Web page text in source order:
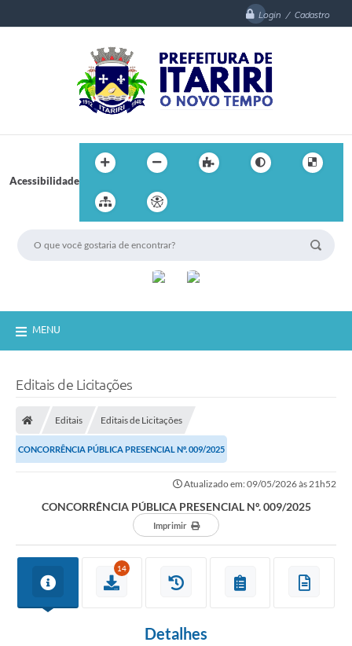
Login / Cadastro
Acessibilidade
MENU
Editais de Licitações
Editais Editais de Licitações
CONCORRÊNCIA PÚBLICA PRESENCIAL Nº. 009/2025
Atualizado em: 09/05/2026 às 21h52
CONCORRÊNCIA PÚBLICA PRESENCIAL Nº. 009/2025
Imprimir
14
Detalhes